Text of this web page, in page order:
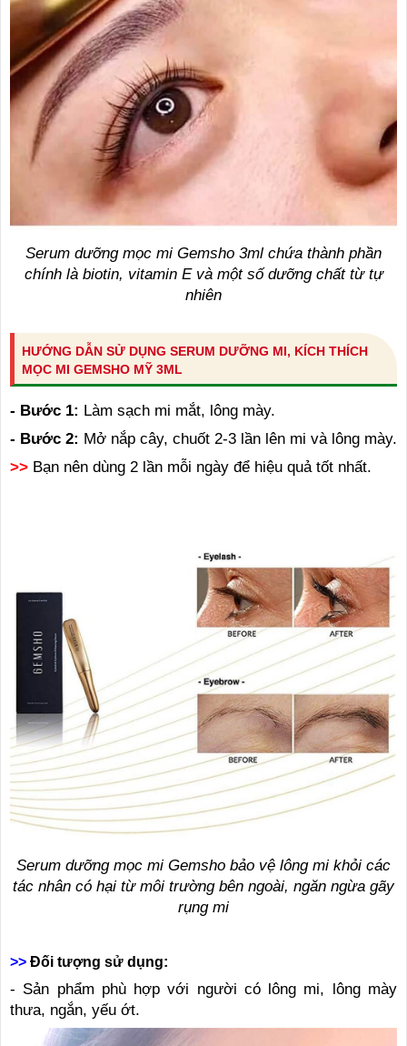
Serum dưỡng mọc mi Gemsho 3ml chứa thành phần
chính là biotin, vitamin E và một số dưỡng chất từ tự
nhiên
HƯỚNG DẪN SỬ DỤNG SERUM DƯỠNG MI, KÍCH THÍCH
MỌC MI GEMSHO MỸ 3ML
- Bước 1: Làm sạch mi mắt, lông mày.
- Bước 2: Mở nắp cây, chuốt 2-3 lần lên mi và lông mày.
>> Bạn nên dùng 2 lần mỗi ngày để hiệu quả tốt nhất.
Serum dưỡng mọc mi Gemsho bảo vệ lông mi khỏi các
tác nhân có hại từ môi trường bên ngoài, ngăn ngừa gãy
rụng mi
>> Đối tượng sử dụng:
- Sản phẩm phù hợp với người có lông mi, lông mày
thưa, ngắn, yếu ớt.